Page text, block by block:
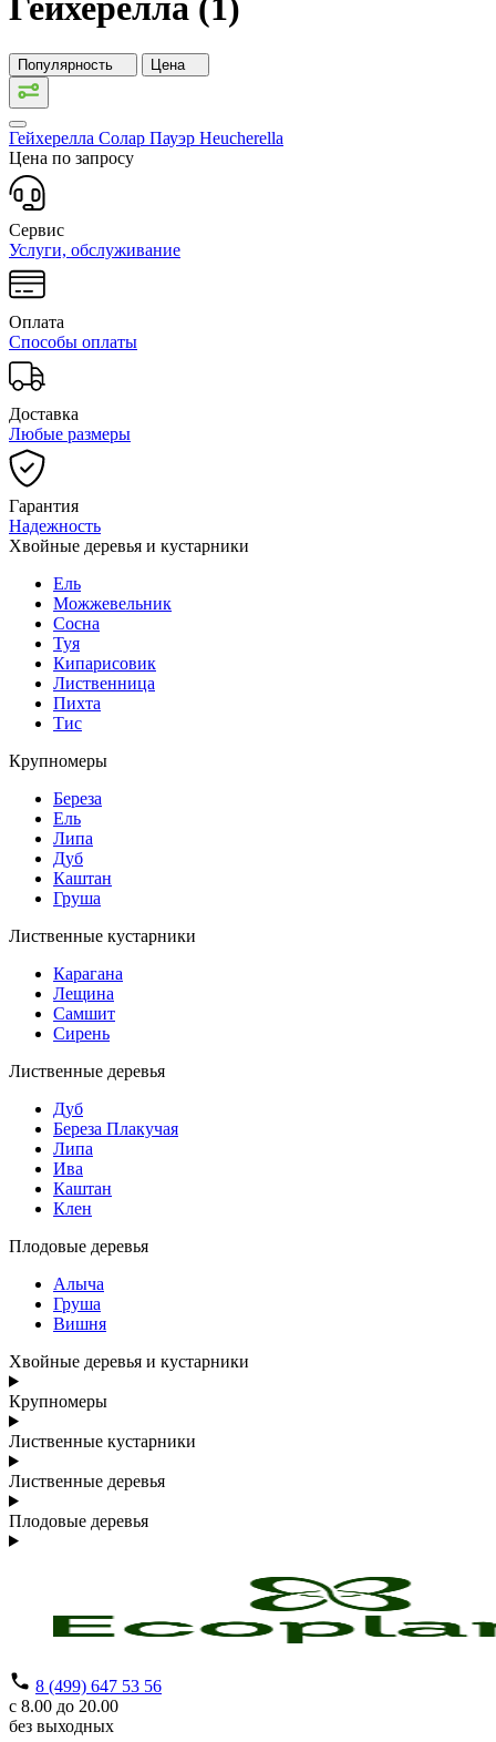
Гейхерелла (1)
Популярность Цена
Гейхерелла Солар Пауэр Heucherella
Цена по запросу
Сервис
Услуги, обслуживание
Оплата
Способы оплаты
Доставка
Любые размеры
Гарантия
Надежность
Хвойные деревья и кустарники
Ель
Можжевельник
Сосна
Туя
Кипарисовик
Лиственница
Пихта
Тис
Крупномеры
Береза
Ель
Липа
Дуб
Каштан
Груша
Лиственные кустарники
Карагана
Лещина
Самшит
Сирень
Лиственные деревья
Дуб
Береза Плакучая
Липа
Ива
Каштан
Клен
Плодовые деревья
Алыча
Груша
Вишня
Хвойные деревья и кустарники
Крупномеры
Лиственные кустарники
Лиственные деревья
Плодовые деревья
8 (499) 647 53 56
с 8.00 до 20.00
без выходных